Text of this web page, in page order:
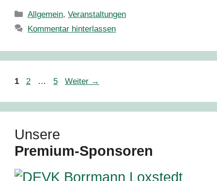
Kategorien
Allgemein,Veranstaltungen
Kommentar hinterlassen
Seite
1 Seite
2 … Seite
5 Weiter →
Unsere
Premium‑Sponsoren